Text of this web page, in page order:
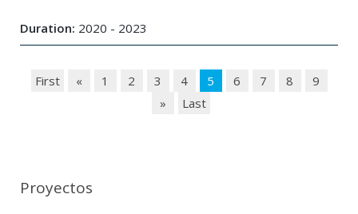
Duration: 2020 - 2023
First « 1 2 3 4 5 6 7 8
9
»
Last
Proyectos